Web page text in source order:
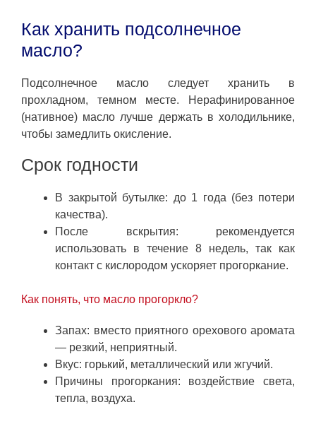
Как хранить подсолнечное
масло?
Подсолнечное масло следует хранить в
прохладном, темном месте. Нерафинированное
(нативное) масло лучше держать в холодильнике,
чтобы замедлить окисление.
Срок годности
В закрытой бутылке: до 1 года (без потери
качества).
После вскрытия: рекомендуется
использовать в течение 8 недель, так как
контакт с кислородом ускоряет прогоркание.
Как понять, что масло прогоркло?
Запах: вместо приятного орехового аромата
— резкий, неприятный.
Вкус: горький, металлический или жгучий.
Причины прогоркания: воздействие света,
тепла, воздуха.